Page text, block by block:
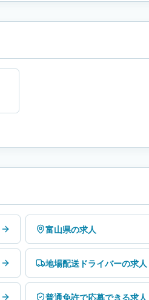
富山県の求人
地場配送ドライバーの求人
普通免許で応募できる求人